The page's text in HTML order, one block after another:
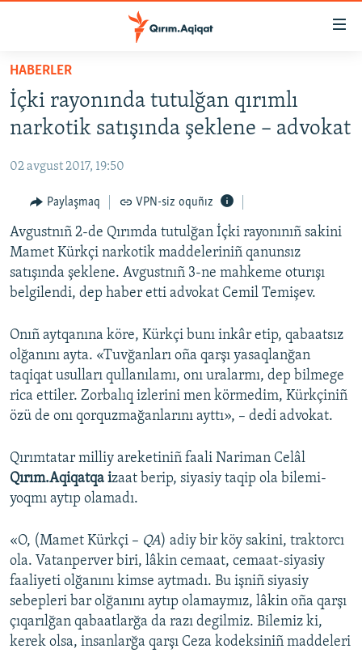
Esas
mündericege
qaytmaq
Baş
qaytmaq
qaytmaq
HABERLER
SİYASET
CEMİYET
MEDENİYET
İNSAN AQLARI
VİDEO
SÜRET
FİKİR
Русский
Українською
QOŞULIÑIZ!
RFE/RS bütün saytları
HABERLER
İçki rayonında tutulğan qırımlı
narkotik satışında şeklene – advokat
02 avgust 2017, 19:50
Paylaşmaq VPN-siz oquñız
Avgustnıñ 2-de Qırımda tutulğan İçki rayonınıñ sakini
Mamet Kürkçi narkotik maddeleriniñ qanunsız
satışında şeklene. Avgustnıñ 3-ne mahkeme oturışı
belgilendi, dep haber etti advokat Cemil Temişev.
Onıñ aytqanına köre, Kürkçi bunı inkâr etip, qabaatsız
olğanını ayta. «Tuvğanları oña qarşı yasaqlanğan
taqiqat usulları qullanılamı, onı uralarmı, dep bilmege
rica ettiler. Zorbalıq izlerini men körmedim, Kürkçiniñ
özü de onı qorquzmağanlarını ayttı», – dedi advokat.
Qırımtatar milliy areketiniñ faali Nariman Celâl
Qırım.Aqiqatqa izaat berip, siyasiy taqip ola bilemi-
yoqmı aytıp olamadı.
«O, (Mamet Kürkçi – QA) adiy bir köy sakini, traktorcı
ola. Vatanperver biri, lâkin cemaat, cemaat-siyasiy
faaliyeti olğanını kimse aytmadı. Bu işniñ siyasiy
sebepleri bar olğanını aytıp olamaymız, lâkin oña qarşı
çıqarılğan qabaatlarğa da razı degilmiz. Bilemiz ki,
kerek olsa, insanlarğa qarşı Ceza kodeksiniñ maddeleri